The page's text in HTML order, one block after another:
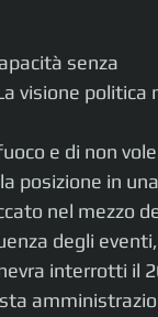
senza
visione politica
e di non
posizione in
nel mezzo
degli
interrotti il